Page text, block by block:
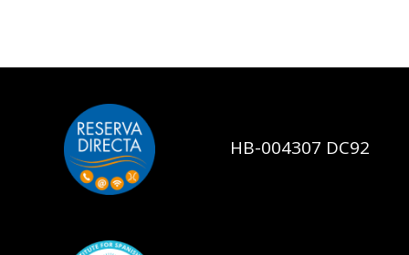
HB-004307 DC92